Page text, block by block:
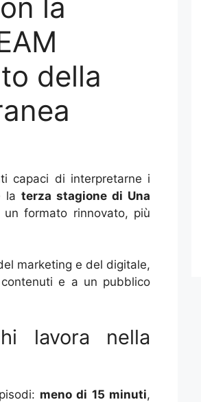
della
capaci di interpretarne i
la terza stagione di Una
formato rinnovato, più
marketing e del digitale,
e a un pubblico
lavora nella
meno di 15 minuti,